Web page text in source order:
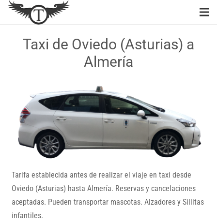
Taxi de Oviedo (Asturias) a
Almería
Tarifa establecida antes de realizar el viaje en taxi desde
Oviedo (Asturias) hasta Almería. Reservas y cancelaciones
aceptadas. Pueden transportar mascotas. Alzadores y Sillitas
infantiles.